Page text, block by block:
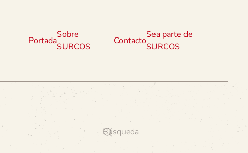
Portada
Sobre
SURCOS
Contacto
Sea parte de
SURCOS